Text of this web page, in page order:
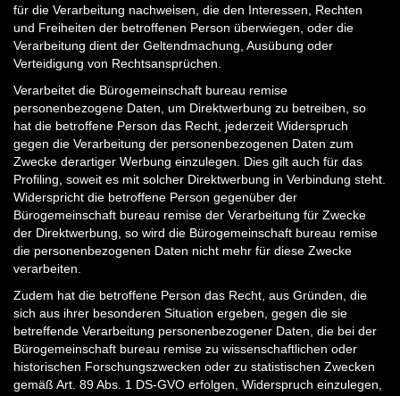
für die Verarbeitung nachweisen, die den Interessen, Rechten
und Freiheiten der betroffenen Person überwiegen, oder die
Verarbeitung dient der Geltendmachung, Ausübung oder
Verteidigung von Rechtsansprüchen.
Verarbeitet die Bürogemeinschaft bureau remise
personenbezogene Daten, um Direktwerbung zu betreiben, so
hat die betroffene Person das Recht, jederzeit Widerspruch
gegen die Verarbeitung der personenbezogenen Daten zum
Zwecke derartiger Werbung einzulegen. Dies gilt auch für das
Profiling, soweit es mit solcher Direktwerbung in Verbindung steht.
Widerspricht die betroffene Person gegenüber der
Bürogemeinschaft bureau remise der Verarbeitung für Zwecke
der Direktwerbung, so wird die Bürogemeinschaft bureau remise
die personenbezogenen Daten nicht mehr für diese Zwecke
verarbeiten.
Zudem hat die betroffene Person das Recht, aus Gründen, die
sich aus ihrer besonderen Situation ergeben, gegen die sie
betreffende Verarbeitung personenbezogener Daten, die bei der
Bürogemeinschaft bureau remise zu wissenschaftlichen oder
historischen Forschungszwecken oder zu statistischen Zwecken
gemäß Art. 89 Abs. 1 DS-GVO erfolgen, Widerspruch einzulegen,